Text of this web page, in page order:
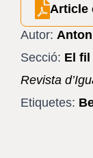
Article
Autor:
Secció: El fil
Revista
Etiquetes: